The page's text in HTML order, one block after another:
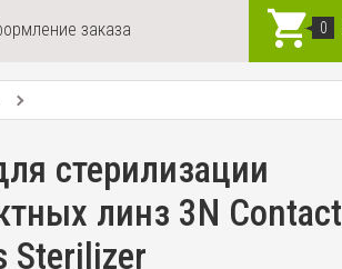
заказа 0
стерилизации
линз 3N Contact
Sterilizer